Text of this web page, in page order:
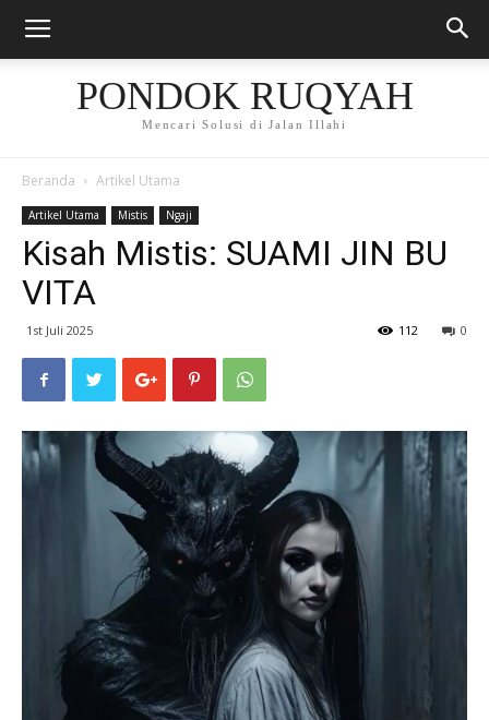
PONDOK RUQYAH
Mencari Solusi di Jalan Illahi
Beranda Artikel Utama
Artikel Utama Mistis Ngaji
Kisah Mistis: SUAMI JIN BU
VITA
1st Juli 2025 0
112